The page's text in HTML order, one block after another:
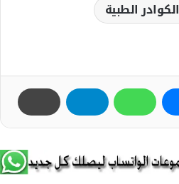
الكوادر الطبية